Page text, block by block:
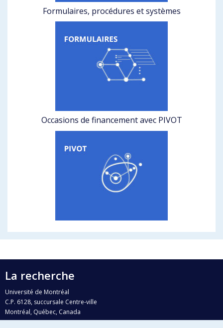
Formulaires, procédures et systèmes
Occasions de financement avec PIVOT
La recherche
Université de Montréal
C.P. 6128, succursale Centre-ville
Montréal, Québec, Canada
H3C 3J7